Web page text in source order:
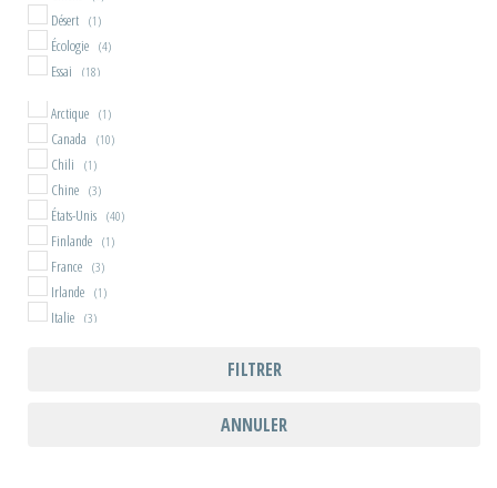
Désert (1)
Écologie (4)
Essai (18)
Far West (1)
Forêt (7)
Îles (1)
Marche (2)
Mer (2)
Montagne (3)
Nature (95)
Nature Writing
Nomadisme
Arctique (1)
Canada (10)
Chili (1)
Chine (3)
États-Unis (40)
Finlande (1)
France (3)
Irlande (1)
Italie (3)
FILTRER
ANNULER